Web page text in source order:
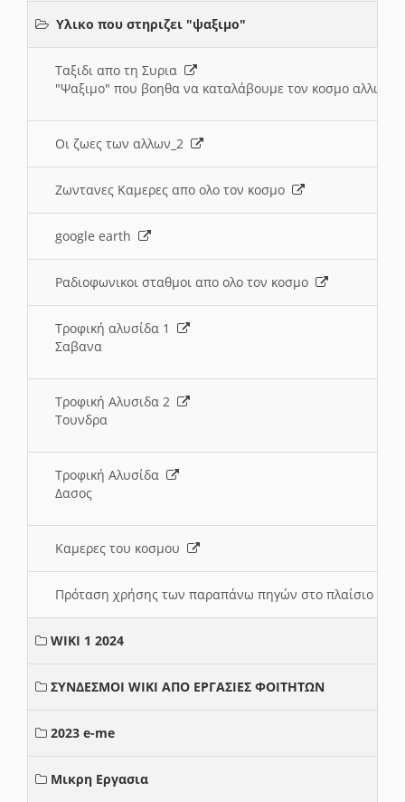
Υλικο που στηριζει "ψαξιμο"
Ταξιδι απο τη Συρια
"Ψαξιμο" που βοηθα να καταλάβουμε τον κοσμο αλλων
Οι ζωες των αλλων_2
Ζωντανες Καμερες απο ολο τον κοσμο
google earth
Ραδιοφωνικοι σταθμοι απο ολο τον κοσμο
Τροφική αλυσίδα 1
Σαβανα
Τροφική Αλυσιδα 2
Τουνδρα
Τροφική Αλυσίδα
Δασος
Καμερες του κοσμου
Πρόταση χρήσης των παραπάνω πηγών στο πλαίσιο
WIKI 1 2024
ΣΥΝΔΕΣΜΟΙ WIKI ΑΠΟ ΕΡΓΑΣΙΕΣ ΦΟΙΤΗΤΩΝ
2023 e-me
Μικρη Εργασια